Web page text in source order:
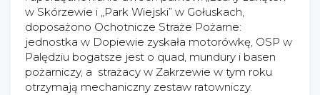
w Skórzewie i „Park Wiejski” w Gołuskach,
doposażono Ochotnicze Straże Pożarne:
jednostka w Dopiewie zyskała motorówkę, OSP w
Palędziu bogatsze jest o quad, mundury i basen
pożarniczy, a strażacy w Zakrzewie w tym roku
otrzymają mechaniczny zestaw ratowniczy.